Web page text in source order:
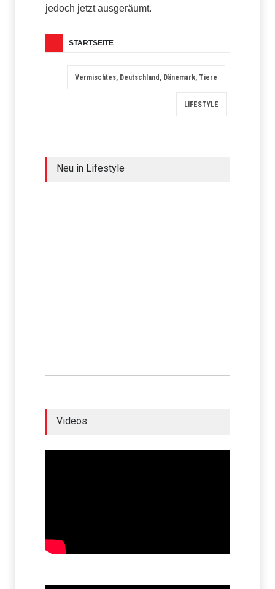
jedoch jetzt ausgeräumt.
STARTSEITE
Vermischtes, Deutschland, Dänemark, Tiere
LIFESTYLE
Neu in Lifestyle
Videos